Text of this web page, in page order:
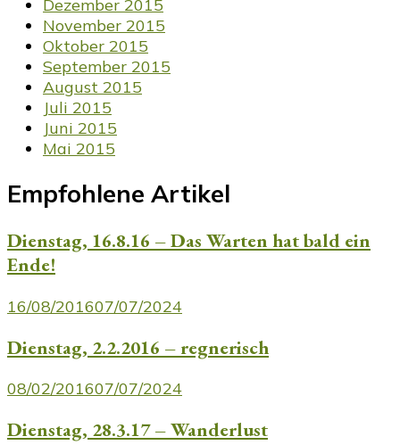
Dezember 2015
November 2015
Oktober 2015
September 2015
August 2015
Juli 2015
Juni 2015
Mai 2015
Empfohlene Artikel
Dienstag, 16.8.16 – Das Warten hat bald ein
Ende!
16/08/201607/07/2024
Dienstag, 2.2.2016 – regnerisch
08/02/201607/07/2024
Dienstag, 28.3.17 – Wanderlust